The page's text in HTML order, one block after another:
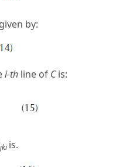
by:
i-th line of Cis:
jki is.